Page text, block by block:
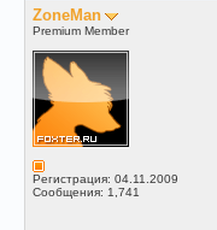
ZoneMan
Premium Member
Регистрация: 04.11.2009
Сообщения: 1,741